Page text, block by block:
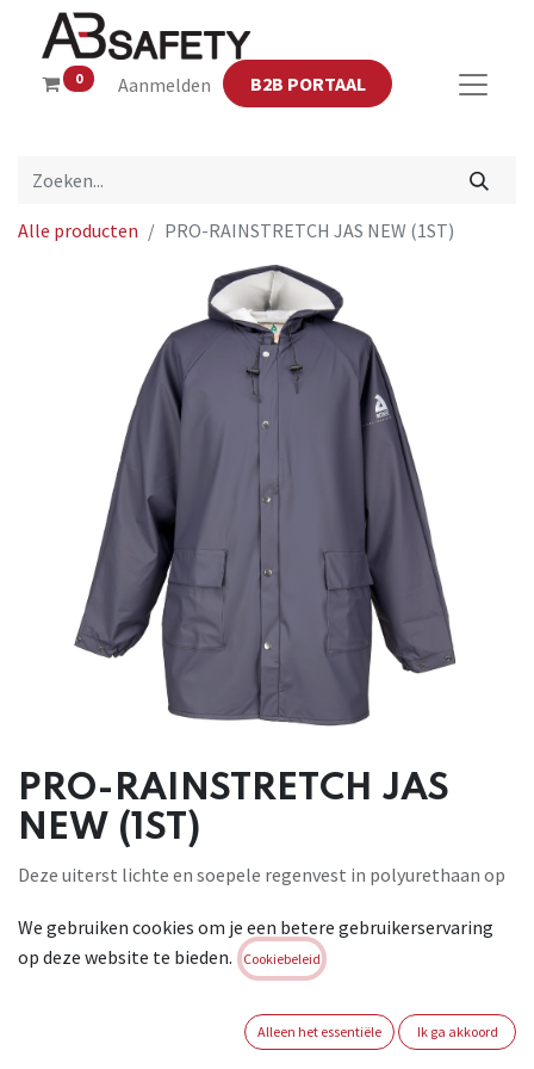
0 Aanmelden B2B PORTAAL
Alle producten PRO-RAINSTRETCH JAS NEW (1ST)
PRO-RAINSTRETCH JAS
NEW (1ST)
Deze uiterst lichte en soepele regenvest in polyurethaan op
polyamide drager houdt u perfect droog in alle
omstandigheden.
voor een optimale bewegingsvrijheid. Waterdicht en
We gebruiken cookies om je een betere gebruikerservaring
op deze website te bieden.
Cookiebeleid
Alleen het essentiële Ik ga akkoord